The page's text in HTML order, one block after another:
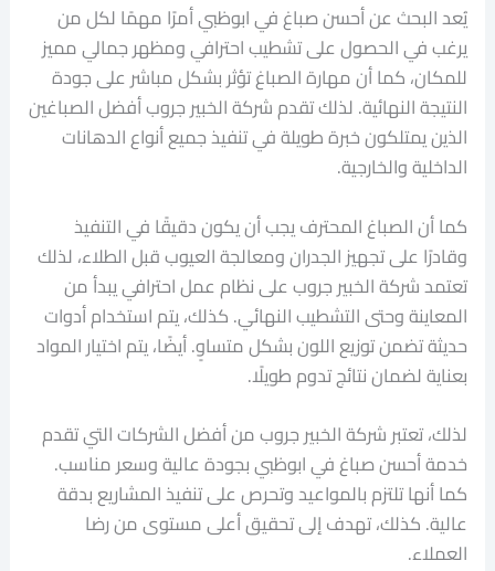
يُعد البحث عن أحسن صباغ في ابوظبي أمرًا مهمًا لكل من
يرغب في الحصول على تشطيب احترافي ومظهر جمالي مميز
للمكان، كما أن مهارة الصباغ تؤثر بشكل مباشر على جودة
النتيجة النهائية. لذلك تقدم شركة الخبير جروب أفضل الصباغين
الذين يمتلكون خبرة طويلة في تنفيذ جميع أنواع الدهانات
الداخلية والخارجية.
كما أن الصباغ المحترف يجب أن يكون دقيقًا في التنفيذ
وقادرًا على تجهيز الجدران ومعالجة العيوب قبل الطلاء، لذلك
تعتمد شركة الخبير جروب على نظام عمل احترافي يبدأ من
المعاينة وحتى التشطيب النهائي. كذلك، يتم استخدام أدوات
حديثة تضمن توزيع اللون بشكل متساوٍ. أيضًا، يتم اختيار المواد
بعناية لضمان نتائج تدوم طويلًا.
لذلك، تعتبر شركة الخبير جروب من أفضل الشركات التي تقدم
خدمة أحسن صباغ في ابوظبي بجودة عالية وسعر مناسب.
كما أنها تلتزم بالمواعيد وتحرص على تنفيذ المشاريع بدقة
عالية. كذلك، تهدف إلى تحقيق أعلى مستوى من رضا
العملاء.